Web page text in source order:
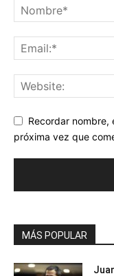
Recordar nombre,
próxima vez que
MÁS POPULAR